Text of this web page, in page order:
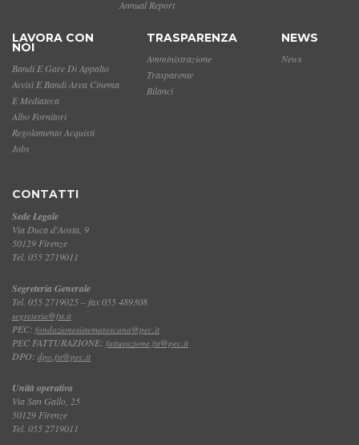
Annual Report
LAVORA CON
NOI
Bandi E Gare Di Appalto
Avvisi E Bandi Area Cinema
E Mediateca
Albo Fornitori
Regolamento Acquisti
Jobs
TRASPARENZA
Amministrazione
Trasparente
Bilanci
NEWS
News
CONTATTI
Sede Legale
Via Duca d'Aosta, 9
50129 Firenze
Tel. 055 2719011
Segreteria Generale
Tel. 055 2719025 – fax 055 489308
segreteria@fst.it
PEC: fondazionesistematoscana@pec.it
PEC FATTURAZIONE: fatturazione.fst@pec.it
DPO: dpo.fst@pec.it
Unità operativa
Via San Gallo, 25
50129 Firenze
Tel. 055 2719011